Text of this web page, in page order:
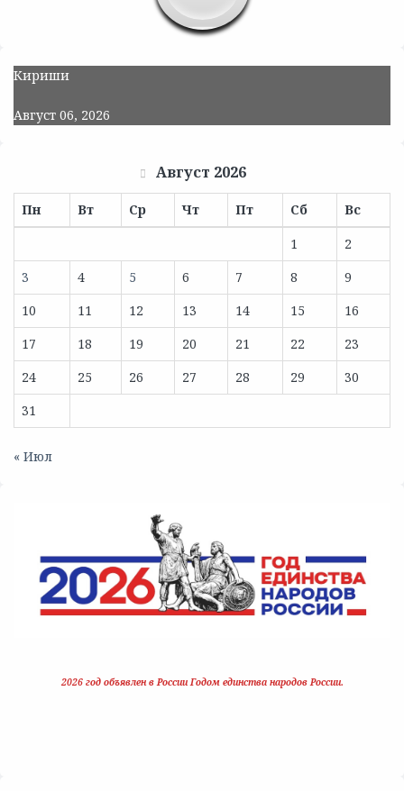
Кириши
Август 06, 2026
Август 2026
Пн Вт Ср Чт Пт Сб
Вс
1
2
3
4 5 6 7 8
9
10
11 12 13 14 15
16
17
18 19 20 21 22
23
24
25 26 27 28 29
30
31
« Июл
2026 год объявлен в России Годом единства народов России.